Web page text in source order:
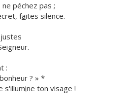
ne péchez pas ;
faites silence.
:
? » *
s'illumine ton visage !